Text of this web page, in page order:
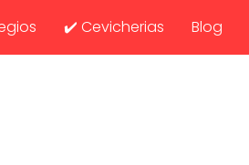
✔️ Cevicherias Blog